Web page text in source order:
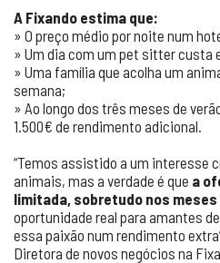
A Fixando estima que:
» O preço médio por noite num
» Um dia com um pet sitter custa
» Uma família que acolha um
semana;
» Ao longo dos três meses de
1.500€ de rendimento adicional.
“Temos assistido a um interesse
animais, mas a verdade é que a
limitada, sobretudo nos meses
oportunidade real para amantes
essa paixão num rendimento
Diretora de novos negócios na